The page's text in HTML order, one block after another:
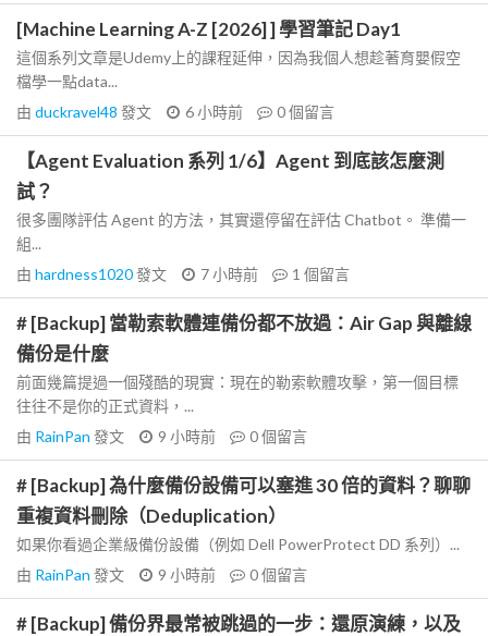
[Machine Learning A-Z [2026] ] 學習筆記 Day1
這個系列文章是Udemy上的課程延伸，因為我個人想趁著育嬰假空
檔學一點data...
由 duckravel48 發文 6 小時前 0個留言
【Agent Evaluation 系列 1/6】Agent 到底該怎麼測
試？
很多團隊評估 Agent 的方法，其實還停留在評估 Chatbot。 準備一
組...
由 hardness1020發文 7 小時前 1 個留言
# [Backup] 當勒索軟體連備份都不放過：Air Gap 與離線
備份是什麼
前面幾篇提過一個殘酷的現實：現在的勒索軟體攻擊，第一個目標
往往不是你的正式資料，...
由 RainPan 發文 9 小時前 0個留言
# [Backup] 為什麼備份設備可以塞進 30 倍的資料？聊聊
重複資料刪除（Deduplication）
如果你看過企業級備份設備（例如 Dell PowerProtect DD 系列）...
由 RainPan 發文 9 小時前 0個留言
# [Backup] 備份界最常被跳過的一步：還原演練，以及